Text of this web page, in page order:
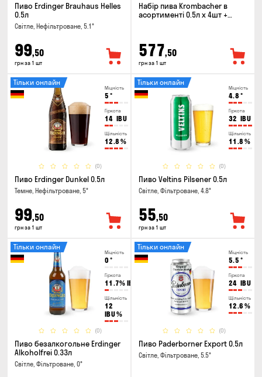
Пиво Erdinger Brauhaus Helles
0.5л
Світле, Нефільтроване, 5.1°
99,50
грн за 1 шт
Набір пива Krombacher в
асортименті 0.5л х 4шт +
577,50
грн за 1 шт
Міцність
5 °
Гіркота
14 IBU
Щільність
12.8 %
(0)
Тільки онлайн
Пиво Erdinger Dunkel 0.5л
Темне, Нефільтроване, 5°
99,50
грн за 1 шт
Міцність
4.8 °
Гіркота
32 IBU
Щільність
11.8 %
(0)
Тільки онлайн
Пиво Veltins Pilsener 0.5л
Світле, Фільтроване, 4.8°
55,50
грн за 1 шт
Міцність
0 °
Гіркота
11.7% IBU
Щільність
12
IBU%
(0)
Тільки онлайн
Пиво безалкогольне Erdinger
Alkoholfrei 0.33л
Світле, Фільтроване, 0°
Міцність
5.5 °
Гіркота
24 IBU
Щільність
12.6 %
(0)
Тільки онлайн
Пиво Paderborner Export 0.5л
Світле, Фільтроване, 5.5°